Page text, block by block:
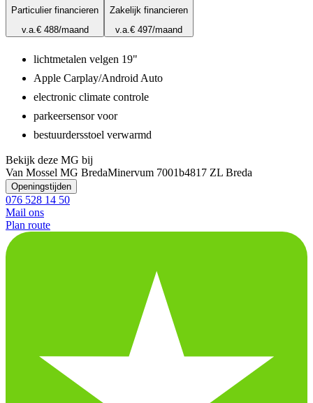
Particulier financieren
v.a.€ 488/maand
Zakelijk financieren
v.a.€ 497/maand
lichtmetalen velgen 19"
Apple Carplay/Android Auto
electronic climate controle
parkeersensor voor
bestuurdersstoel verwarmd
Bekijk deze MG bij
Van Mossel MG BredaMinervum 7001b4817 ZL Breda
Openingstijden
076 528 14 50
Mail ons
Plan route